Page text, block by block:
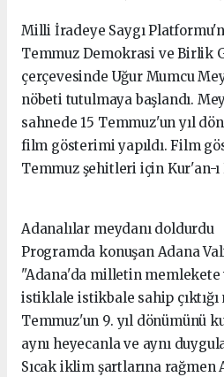
Milli İradeye Saygı
Temmuz Demokrasi ve Birlik
çerçevesinde Uğur Mumcu
nöbeti tutulmaya başlandı.
sahnede 15 Temmuz'un yıl
film gösterimi yapıldı. Film
Temmuz şehitleri için Kur'an-
Adanalılar meydanı doldurdu
Programda konuşan Adana
"Adana'da milletin memlekete
istiklale istikbale sahip çıktığı
Temmuz'un 9. yıl dönümünü
aynı heyecanla ve aynı
Sıcak iklim şartlarına rağmen